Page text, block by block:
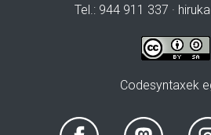
Tel.: 944 911 337 ·
Codesyntaxek